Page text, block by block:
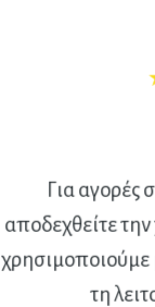
Για αγορές
αποδεχθείτε
χρησιμοποιούμε
τη